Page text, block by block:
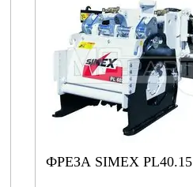
ФРЕЗА SIMEX PL40.15